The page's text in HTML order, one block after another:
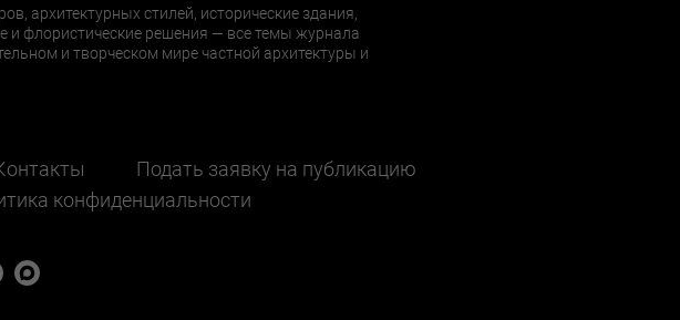
архитектурных стилей, исторические здания,
флористические решения — все темы журнала
и творческом мире частной архитектуры и
Подать заявку на публикацию
конфиденциальности